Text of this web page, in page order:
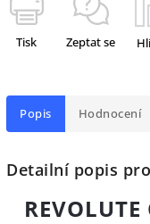
Tisk Zeptat se
Popis Hodnocení
Detailní popis